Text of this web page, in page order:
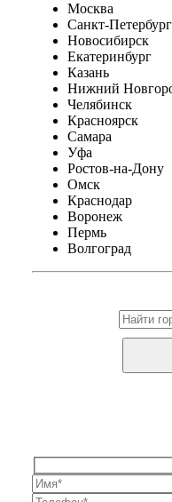
Москва
Санкт-Петербург
Новосибирск
Екатеринбург
Казань
Нижний
Челябинск
Красноярск
Самара
Уфа
Ростов-на-Дону
Омск
Краснодар
Воронеж
Пермь
Волгоград